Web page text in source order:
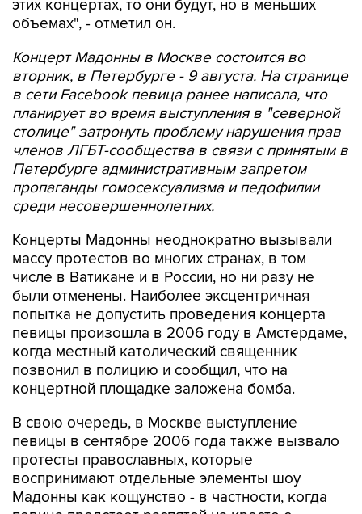
Концерт Мадонны в Москве состоится во
в сети Facebook певица ранее написала, что
планирует во время выступления в "северной
столице" затронуть проблему нарушения прав
членов ЛГБТ-сообщества в связи с принятым в
Петербурге административным запретом
пропаганды гомосексуализма и педофилии
среди несовершеннолетних.
Концерты Мадонны неоднократно вызывали
числе в Ватикане и в России, но ни разу не
были отменены. Наиболее эксцентричная
попытка не допустить проведения концерта
певицы произошла в 2006 году в Амстердаме,
когда местный католический священник
позвонил в полицию и сообщил, что на
концертной площадке заложена бомба.
В свою очередь, в Москве выступление
протесты православных, которые
воспринимают отдельные элементы шоу
Мадонны как кощунство - в частности, когда
певица предстает распятой на кресте с
терновым венцом на голове, пародируя